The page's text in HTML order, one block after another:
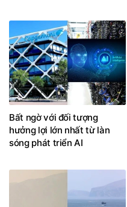
Bất ngờ với đối tượng
hưởng lợi lớn nhất từ làn
sóng phát triển AI